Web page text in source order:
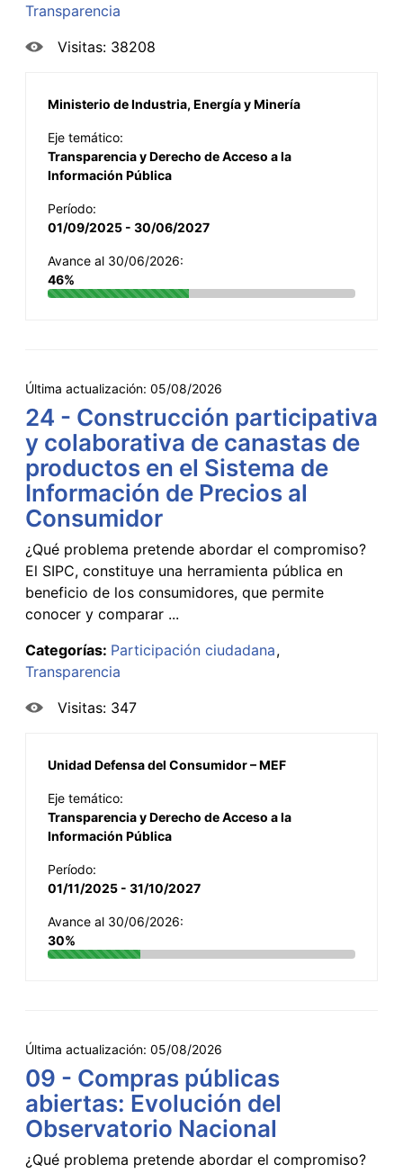
Transparencia
Visitas: 38208
Ministerio de Industria, Energía y Minería
Eje temático:
Transparencia y Derecho de Acceso a la
Información Pública
Período:
01/09/2025 - 30/06/2027
Avance al 30/06/2026:
46%
Última actualización: 05/08/2026
24 - Construcción participativa
y colaborativa de canastas de
productos en el Sistema de
Información de Precios al
Consumidor
¿Qué problema pretende abordar el compromiso?
El SIPC, constituye una herramienta pública en
beneficio de los consumidores, que permite
conocer y comparar ...
Categorías: Participación ciudadana
Transparencia
Visitas: 347
Unidad Defensa del Consumidor – MEF
Eje temático:
Transparencia y Derecho de Acceso a la
Información Pública
Período:
01/11/2025 - 31/10/2027
Avance al 30/06/2026:
30%
Última actualización: 05/08/2026
09 - Compras públicas
abiertas: Evolución del
Observatorio Nacional
¿Qué problema pretende abordar el compromiso?